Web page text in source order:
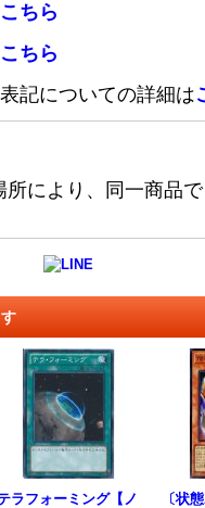
こちら
こちら
記についての詳細は
により、同一商品
ラフォーミング【ノ
〔状